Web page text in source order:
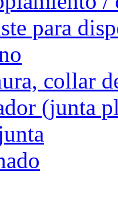
para
collar
(junta